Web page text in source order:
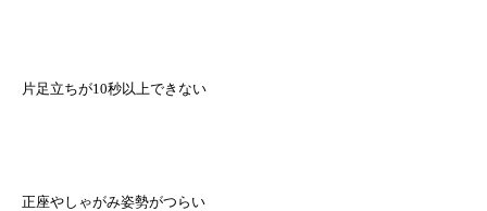
片足立ちが10秒以上できない
正座やしゃがみ姿勢がつらい